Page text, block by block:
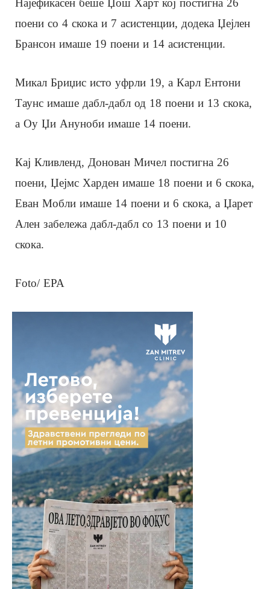
Најефикасен беше Џош Харт кој постигна 26
поени со 4 скока и 7 асистенции, додека Џејлен
Брансон имаше 19 поени и 14 асистенции.
Микал Бриџис исто уфрли 19, а Карл Ентони
Таунс имаше дабл-дабл од 18 поени и 13 скока,
а Оу Џи Ануноби имаше 14 поени.
Кај Кливленд, Донован Мичел постигна 26
поени, Џејмс Харден имаше 18 поени и 6 скока,
Еван Мобли имаше 14 поени и 6 скока, а Џарет
Ален забележа дабл-дабл со 13 поени и 10
скока.
Foto/ EPA